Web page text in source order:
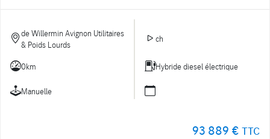
de Willermin Avignon Utilitaires
& Poids Lourds
ch
0km Hybride diesel électrique
Manuelle
93 889 € TTC